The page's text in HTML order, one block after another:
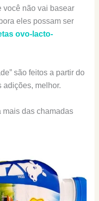
você não vai basear
eles possam ser
ovo-lacto-
são feitos a partir do
adições, melhor.
mais das chamadas